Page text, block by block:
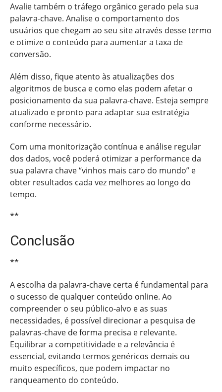
Avalie também o tráfego orgânico gerado pela sua
palavra-chave. Analise o comportamento dos
usuários que chegam ao seu site através desse termo
e otimize o conteúdo para aumentar a taxa de
conversão.
Além disso, fique atento às atualizações dos
algoritmos de busca e como elas podem afetar o
posicionamento da sua palavra-chave. Esteja sempre
atualizado e pronto para adaptar sua estratégia
conforme necessário.
Com uma monitorização contínua e análise regular
dos dados, você poderá otimizar a performance da
sua palavra chave “vinhos mais caro do mundo” e
obter resultados cada vez melhores ao longo do
tempo.
**
Conclusão
**
A escolha da palavra-chave certa é fundamental para
o sucesso de qualquer conteúdo online. Ao
compreender o seu público-alvo e as suas
necessidades, é possível direcionar a pesquisa de
palavras-chave de forma precisa e relevante.
Equilibrar a competitividade e a relevância é
essencial, evitando termos genéricos demais ou
muito específicos, que podem impactar no
ranqueamento do conteúdo.